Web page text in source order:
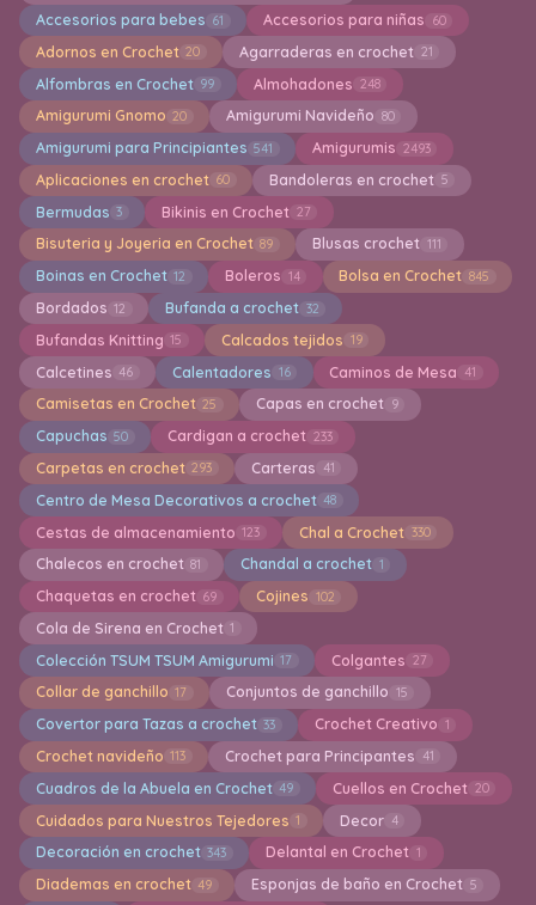
Accesorios para bebes 61 Accesorios para niñas 60
Adornos en Crochet 20 Agarraderas en crochet 21
Alfombras en Crochet 99 Almohadones 248
Amigurumi Gnomo 20 Amigurumi Navideño 80
Amigurumi para Principiantes 541 Amigurumis 2493
Aplicaciones en crochet 60 Bandoleras en crochet 5
Bermudas 3 Bikinis en Crochet 27
Bisuteria y Joyeria en Crochet 89 Blusas crochet 111
Boinas en Crochet 12 Boleros 14 Bolsa en Crochet 845
Bordados 12 Bufanda a crochet 32
Bufandas Knitting 15 Calcados tejidos 19
Calcetines 46 Calentadores 16 Caminos de Mesa 41
Camisetas en Crochet 25 Capas en crochet 9
Capuchas 50 Cardigan a crochet 233
Carpetas en crochet 293 Carteras 41
Centro de Mesa Decorativos a crochet 48
Cestas de almacenamiento 123 Chal a Crochet 330
Chalecos en crochet 81 Chandal a crochet 1
Chaquetas en crochet 69 Cojines 102
Cola de Sirena en Crochet 1
Colección TSUM TSUM Amigurumi 17 Colgantes 27
Collar de ganchillo 17 Conjuntos de ganchillo 15
Covertor para Tazas a crochet 33 Crochet Creativo 1
Crochet navideño 113 Crochet para Principantes 41
Cuadros de la Abuela en Crochet 49 Cuellos en Crochet 20
Cuidados para Nuestros Tejedores 1 Decor 4
Decoración en crochet 343 Delantal en Crochet 1
Diademas en crochet 49 Esponjas de baño en Crochet 5